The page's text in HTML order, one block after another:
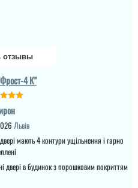
отзывы
4 К"
Львів
мають 4 контури ущільнення і гарно
двері в будинок з порошковим покриттям